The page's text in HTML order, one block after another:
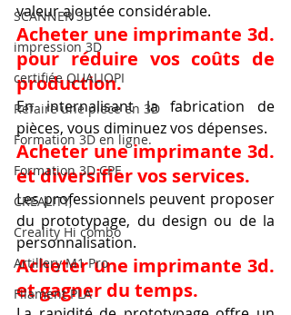
SCANNER 3D
impression 3D
certifiée QUALIOPI
Refaire une piece en 3D
Formation 3D en ligne.
Formation 3D CPF
CREALITY,
Creality Hi combo
Artillery M1 Pro
Filament PLA
valeur ajoutée considérable.
Acheter une imprimante 3d.
pour réduire vos coûts de
production.
En internalisant la fabrication de
pièces, vous diminuez vos dépenses.
Acheter une imprimante 3d.
et diversifier vos services.
Les professionnels peuvent proposer
du prototypage, du design ou de la
personnalisation.
Acheter une imprimante 3d.
et gagner du temps.